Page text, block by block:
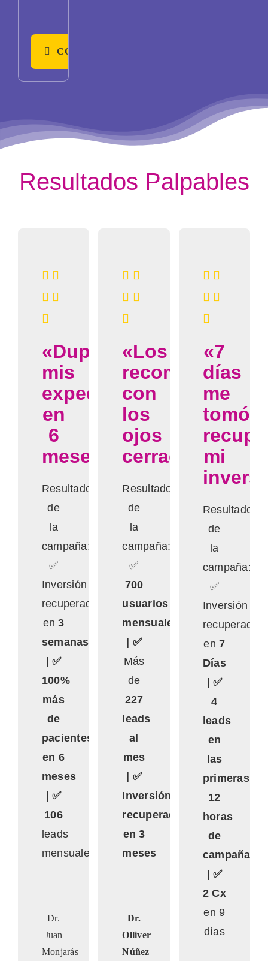
CONTÁCTANOS
Resultados Palpables
«Dupliqué
mis
expedientes
en
6
meses»
Resultados
de
la
campaña:
✅
Inversión
recuperada
en 3
semanas
| ✅
100%
más
de
pacientes
en 6
meses
| ✅
106
leads
mensuales
Dr.
Juan
Monjarás
«Los
recomiendo
con
los
ojos
cerrados»
Resultados
de
la
campaña:
✅
700
usuarios
mensuales
| ✅
Más
de
227
leads
al
mes
| ✅
Inversión
recuperada
en 3
meses
Dr.
Olliver
Núñez
«7
días
me
tomó
mi
Resultados
de
la
campaña:
✅
Inversión
recuperada
en 7
Días
| ✅
4
leads
en
las
primeras
12
horas
de
campaña
| ✅
2 Cx
en 9
días